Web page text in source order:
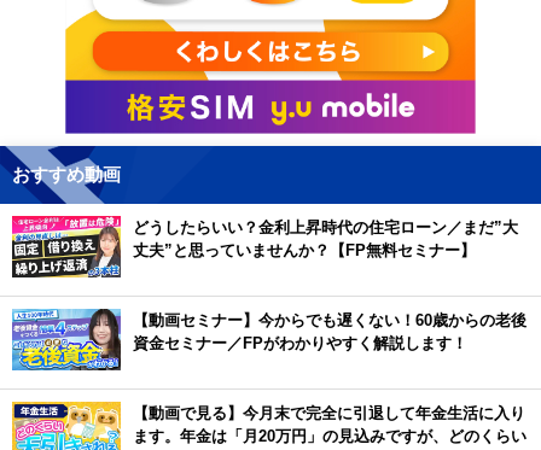
おすすめ動画
どうしたらいい？金利上昇時代の住宅ローン／まだ”大
丈夫”と思っていませんか？【FP無料セミナー】
【動画セミナー】今からでも遅くない！60歳からの老後
資金セミナー／FPがわかりやすく解説します！
【動画で見る】今月末で完全に引退して年金生活に入り
ます。年金は「月20万円」の見込みですが、どのくらい